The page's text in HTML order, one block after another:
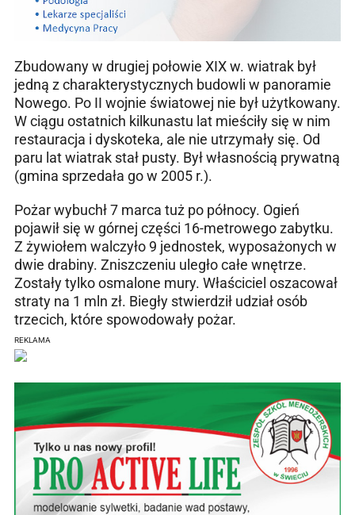
Zbudowany w drugiej połowie XIX w. wiatrak był
jedną z charakterystycznych budowli w panoramie
Nowego. Po II wojnie światowej nie był użytkowany.
W ciągu ostatnich kilkunastu lat mieściły się w nim
restauracja i dyskoteka, ale nie utrzymały się. Od
paru lat wiatrak stał pusty. Był własnością prywatną
(gmina sprzedała go w 2005 r.).
Pożar wybuchł 7 marca tuż po północy. Ogień
pojawił się w górnej części 16-metrowego zabytku.
Z żywiołem walczyło 9 jednostek, wyposażonych w
dwie drabiny. Zniszczeniu uległo całe wnętrze.
Zostały tylko osmalone mury. Właściciel oszacował
straty na 1 mln zł. Biegły stwierdził udział osób
trzecich, które spowodowały pożar.
REKLAMA